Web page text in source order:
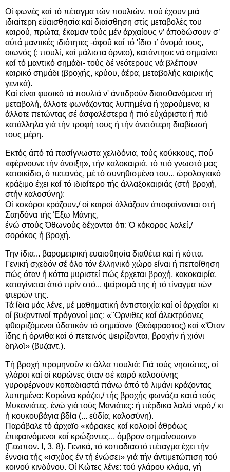
Οί φωνές καί τό πέταγμα τών πουλιών, πού έχουν μιά
ιδιαίτερη εϋαισθησία καί διαίσθηση στίς μεταβολές του
καιρού, πρώτα, έκαμαν τούς μέν άρχαίους ν’ άποδώσουν σ’
αύτά μαντικές ιδιότητες -άφοΰ καί τό 'ίδιο τ’ όνομά τους,
οιωνός (: πουλί, καί μάλιστα όρνεο), κατάντησε νά σημαίνει
καί τό μαντικό σημάδι- τούς δέ νεότερους νά βλέπουν
καιρικό σημάδι (βροχής, κρύου, άέρα, μεταβολής καιρικής
γενικά).
Καί είναι φυσικό τά πουλιά ν' άντιδροϋν διαισθανόμενα τή
μεταβολή, άλλοτε φωνάζοντας λυπημένα ή χαρούμενα, κι
άλλοτε πετώντας σέ άσφαλέστερα ή πιό εύχάριστα ή πιό
κατάλληλα γιά τήν τροφή τους ή τήν άνετότερη διαβίωσή
τους μέρη.
Εκτός άπό τά πασίγνωστα χελιδόνια, τούς κούκκους, πού
«φέρνουνε τήν άνοιξη», τήν καλοκαιριά, τό πιό γνωστό μας
κατοικίδιο, ό πετεινός, μέ τό συνηθισμένο του... ώρολογιακό
κράξιμο έχει καί τό ιδιαίτερο τής άλλαξοκαιριάς (στή βροχή,
στήν καλοσύνη):
Οί κοκόροι κράζουν,/ οί καιροί άλλάζουν άποφαίνονται στή
Σαηδόνα τής Έξω Μάνης,
ένώ στούς Όθωνούς δέχονται ότι: Ό κόκορος λαλεί,/
σορόκος ή βροχή.
Την ίδια... βαρομετρική ευαισθησία διαθέτει καί ή κόττα.
Γενική σχεδόν σέ όλο τόν έλληνικό χώρο είναι ή πεποίθηση
πώς όταν ή κόττα μυριστεί πώς έρχεται βροχή, κακοκαιρία,
καταγίνεται άπό πρίν στό... ψείρισμά της ή τό τίναγμα τών
φτερών της.
Τά ίδια μάς λένε, μέ μαθηματική άντιστοιχία καί οί άρχαΐοι κι
οί βυζαντινοί πρόγονοί μας: «"Ορνιθες καί άλεκτρύονες
φθειριζόμενοι ύδατικόν τό σημεϊον» (Θεόφραστος) καί «'Όταν
ϊδης ή όρνιθα καί ό πετεινός ψειρίζονται, βροχήν ή χιόνι
δηλοϊ» (βυζαντ.).
Τή βροχή προμηνοΰν κι άλλα πουλιά: Γιά τούς νησιώτες, οί
γλάροι καί οί κορώνες όταν σέ καιρό καλοσύνης
γυροφέρνουν κοπαδιαστά πάνω άπό τό λιμάνι κράζοντας
λυπημένα: Κορώνα κράζει,/ τής βροχής φωνάζει κατά τούς
Μυκονιάτες, ένώ γιά τούς Μανιάτες: ή πέρδικα λαλεί νερό,/ κι
ή κουκουβάγια βδία (... εύδία, καλοσύνη).
Παράβαλε τό άρχαϊο «κόρακες καί κολοιοί άθρόως
έπιφαινόμενοι καί κρώζοντες... όμβρον σημαίνουσιν»
(Γεωπον. I, 3, 8). Γενικά, τό κοπαδιαστό πέταγμα έχει τήν
έννοια τής «ισχύος έν τή ένώσει» γιά τήν άντιμετώπιση τού
κοινού κινδύνου. Οί Κώτες λένε: τού γλάρου κλάμα, γή